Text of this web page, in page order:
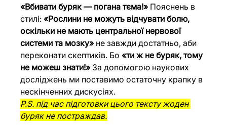
«Вбивати буряк — погана тєма!» Пояснень в
стилі: «Рослини не можуть відчувати болю,
оскільки не мають центральної нервової
системи та мозку» не завжди достатньо, аби
переконати скептиків. Бо «ти ж не буряк, тому
не можеш знати!» За допомогою наукових
досліджень ми поставимо остаточну крапку в
нескінченних дискусіях.
P.S. під час підготовки цього тексту жоден
буряк не постраждав.